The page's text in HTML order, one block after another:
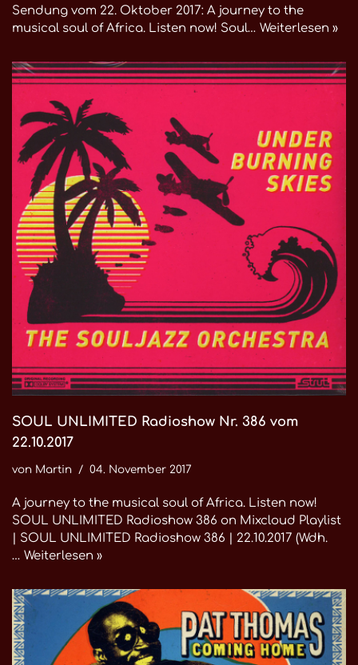
Sendung vom 22. Oktober 2017: A journey to the
musical soul of Africa. Listen now! Soul… Weiterlesen »
SOUL UNLIMITED Radioshow Nr. 386 vom
22.10.2017
von Martin 04. November 2017
A journey to the musical soul of Africa. Listen now!
SOUL UNLIMITED Radioshow 386 on Mixcloud Playlist
| SOUL UNLIMITED Radioshow 386 | 22.10.2017 (Wdh.
… Weiterlesen »